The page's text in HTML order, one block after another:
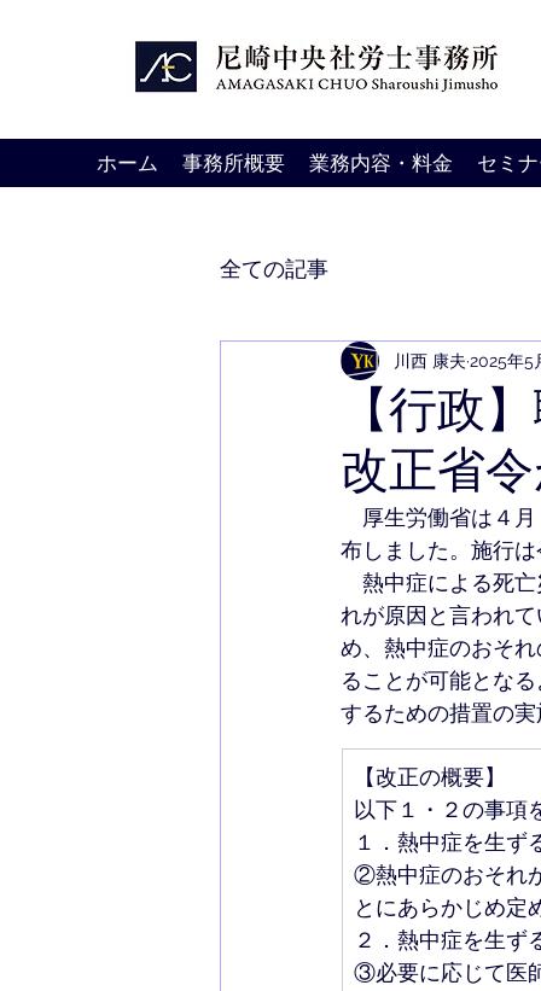
ホーム 事務所概要 業務内容・料金 セミ
全ての記事
【行政
改正省
川西 康夫 2025年5
厚生労働省は４月
布しました。施行
熱中症による死亡
れが原因と言われ
め、熱中症のおそ
ることが可能とな
するための措置の
【改正の概要】
以下１・２の事項
１．熱中症を生
②熱中症のおそれ
とにあらかじめ定
２．熱中症を生
③必要に応じて医